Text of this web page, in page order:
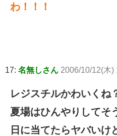
わ！！！
17: 名無しさん 2006/10/12(木)
レジスチルかわいくね
夏場はひんやりしてそ
日に当てたらヤバいけ